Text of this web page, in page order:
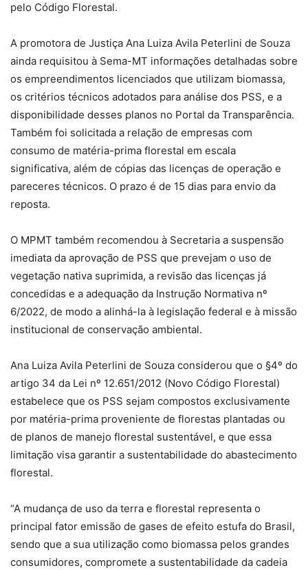
pelo Código Florestal.
A promotora de Justiça Ana Luiza Avila Peterlini de Souza
ainda requisitou à Sema-MT informações detalhadas sobre
os empreendimentos licenciados que utilizam biomassa,
os critérios técnicos adotados para análise dos PSS, e a
disponibilidade desses planos no Portal da Transparência.
Também foi solicitada a relação de empresas com
consumo de matéria-prima florestal em escala
significativa, além de cópias das licenças de operação e
pareceres técnicos. O prazo é de 15 dias para envio da
reposta.
O MPMT também recomendou à Secretaria a suspensão
imediata da aprovação de PSS que prevejam o uso de
vegetação nativa suprimida, a revisão das licenças já
concedidas e a adequação da Instrução Normativa nº
6/2022, de modo a alinhá-la à legislação federal e à missão
institucional de conservação ambiental.
Ana Luiza Avila Peterlini de Souza considerou que o §4º do
artigo 34 da Lei nº 12.651/2012 (Novo Código Florestal)
estabelece que os PSS sejam compostos exclusivamente
por matéria-prima proveniente de florestas plantadas ou
de planos de manejo florestal sustentável, e que essa
limitação visa garantir a sustentabilidade do abastecimento
florestal.
“A mudança de uso da terra e florestal representa o
principal fator emissão de gases de efeito estufa do Brasil,
sendo que a sua utilização como biomassa pelos grandes
consumidores, compromete a sustentabilidade da cadeia